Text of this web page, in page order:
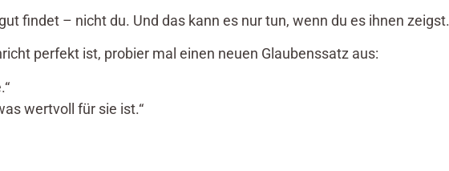
findet – nicht du. Und das kann es nur tun, wenn du es ihnen zeigst.
perfekt ist, probier mal einen neuen Glaubenssatz aus:
wertvoll für sie ist.“